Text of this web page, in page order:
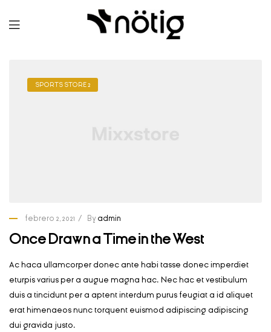
SPORTS STORE 2
febrero 2, 2021 By admin
Once Drawn a Time in the West
Ac haca ullamcorper donec ante habi tasse donec imperdiet
eturpis varius per a augue magna hac. Nec hac et vestibulum
duis a tincidunt per a aptent interdum purus feugiat a id aliquet
erat himenaeos nunc torquent euismod adipiscing adipiscing
dui gravida justo.